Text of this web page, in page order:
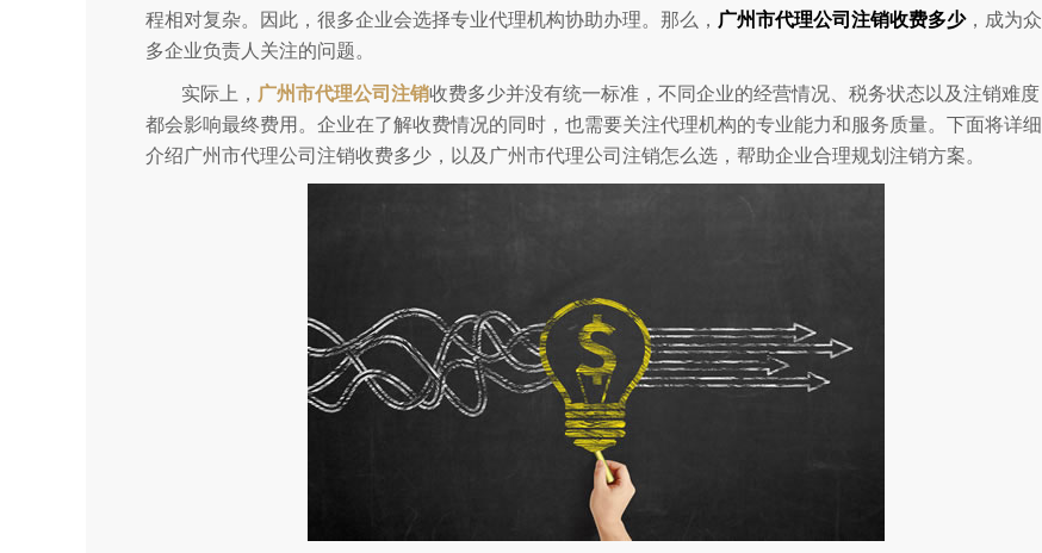
程相对复杂。因此，很多企业会选择专业代理机构协助办理。那么， 广州市代理公司注销收费多少，成为众
多企业负责人关注的问题。
实际上， 广州市代理公司注销收费多少并没有统一标准，不同企业的经营情况、税务状态以及注销难度
都会影响最终费用。企业在了解收费情况的同时，也需要关注代理机构的专业能力和服务质量。下面将详细
介绍广州市代理公司注销收费多少，以及广州市代理公司注销怎么选，帮助企业合理规划注销方案。